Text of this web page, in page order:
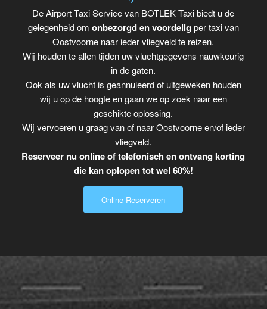
De Airport Taxi Service van BOTLEK Taxi biedt u de
gelegenheid om onbezorgd en voordelig per taxi van
Oostvoorne naar ieder vliegveld te reizen.
Wij houden te allen tijden uw vluchtgegevens nauwkeurig
in de gaten.
Ook als uw vlucht is geannuleerd of uitgeweken houden
wij u op de hoogte en gaan we op zoek naar een
geschikte oplossing.
Wij vervoeren u graag van of naar Oostvoorne en/of ieder
vliegveld.
Reserveer nu online of telefonisch en ontvang korting
die kan oplopen tot wel 60%!
Online Reserveren